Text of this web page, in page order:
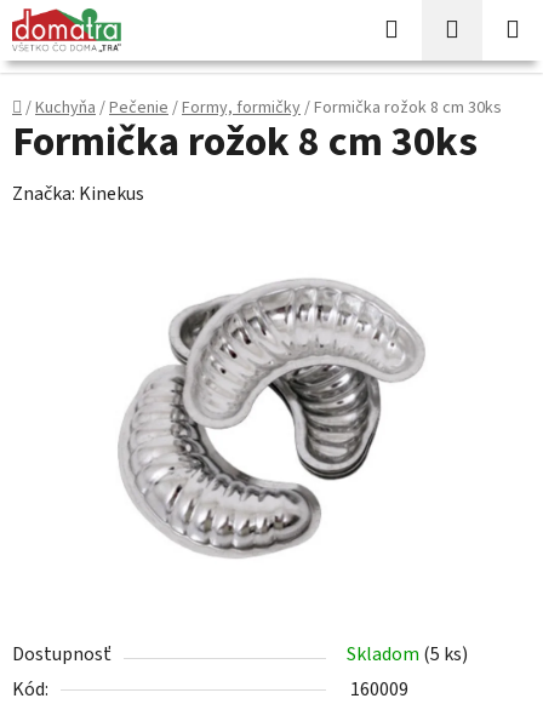
Prejsť
na
obsah
Hľadať
KOŠÍK
Domov
/Kuchyňa/Pečenie/Formy, formičky/Formička rožok 8 cm 30ks
Dostupnosť Skladom (5 ks)
Kód:
160009
Formička rožok 8 cm 30ks
Značka: Kinekus